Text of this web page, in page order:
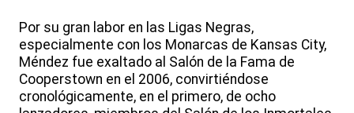
Por su gran labor en las Ligas Negras,
especialmente con los Monarcas de Kansas City,
Méndez fue exaltado al Salón de la Fama de
Cooperstown en el 2006, convirtiéndose
cronológicamente, en el primero, de ocho